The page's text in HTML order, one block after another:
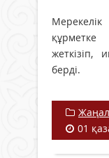
жеткізіп,
берді.
01